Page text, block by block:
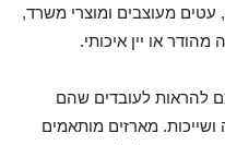
עטים מעוצבים ומוצרי משרד,
או יין איכותי.
להראות לעובדים שהם
מארזים מותאמים